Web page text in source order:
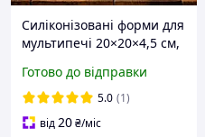
Силіконізовані форми для
мультипечі 20×20×4,5 см,
паперові форми для
запікання
Готово до відправки
5.0 (1)
від20₴/міс